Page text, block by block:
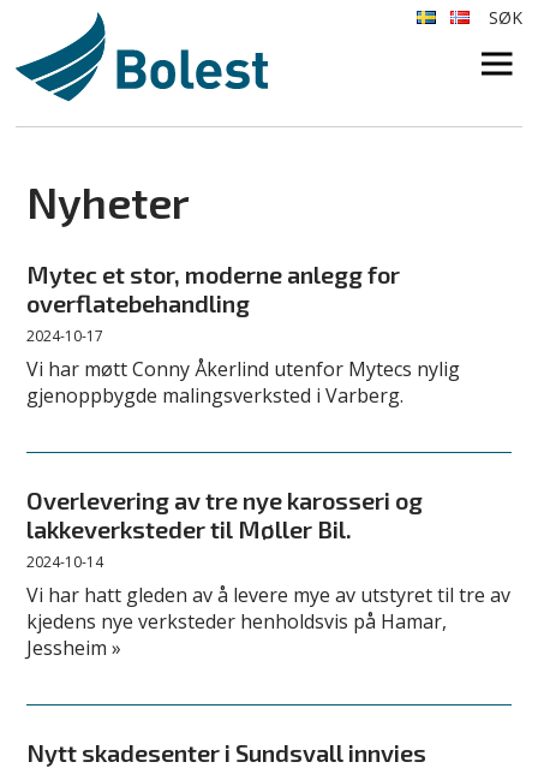
×
SØK
Nyheter
Mytec et stor, moderne anlegg for
overflatebehandling
2024-10-17
Vi har møtt Conny Åkerlind utenfor Mytecs nylig
gjenoppbygde malingsverksted i Varberg.
Overlevering av tre nye karosseri og
lakkeverksteder til Møller Bil.
2024-10-14
Vi har hatt gleden av å levere mye av utstyret til tre av
kjedens nye verksteder henholdsvis på Hamar,
Jessheim »
Nytt skadesenter i Sundsvall innvies